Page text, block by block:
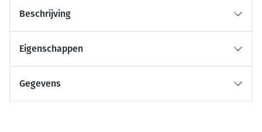
Beschrijving
Eigenschappen
Gegevens